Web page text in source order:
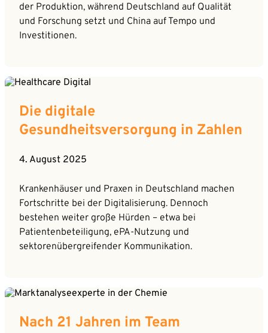
der Produktion, während Deutschland auf Qualität
und Forschung setzt und China auf Tempo und
Investitionen.
Die digitale
Gesundheitsversorgung in Zahlen
4. August 2025
Krankenhäuser und Praxen in Deutschland machen
Fortschritte bei der Digitalisierung. Dennoch
bestehen weiter große Hürden – etwa bei
Patientenbeteiligung, ePA-Nutzung und
sektorenübergreifender Kommunikation.
Nach 21 Jahren im Team